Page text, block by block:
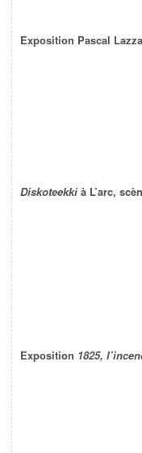
Exposition Pascal
Diskoteekki à L’arc,
Exposition 1825,